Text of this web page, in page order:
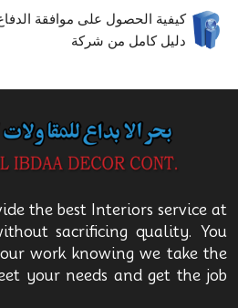
كيفية الحصول على موافقة
دليل كامل من شركة
the best Interiors service at
sacrificing quality. You
work knowing we take the
your needs and get the job